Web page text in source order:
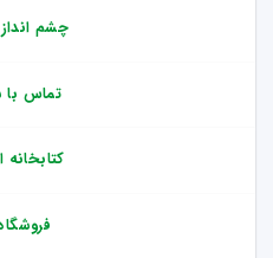
چشم
تماس با
کتابخانه